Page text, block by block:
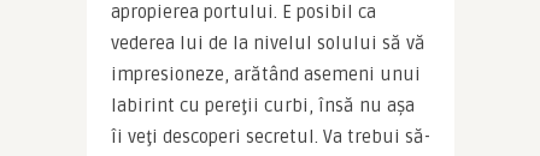
apropierea portului. E posibil ca
vederea lui de la nivelul solului să vă
impresioneze, arătând asemeni unui
labirint cu pereţii curbi, însă nu așa
îi veţi descoperi secretul. Va trebui să-